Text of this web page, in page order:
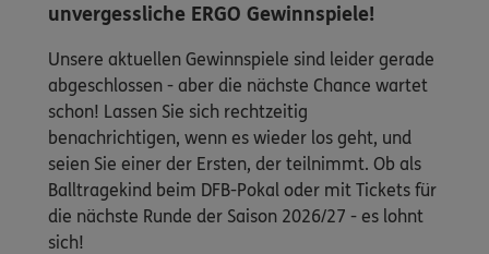
unvergessliche ERGO Gewinnspiele!
Unsere aktuellen Gewinnspiele sind leider gerade
abgeschlossen - aber die nächste Chance wartet
schon! Lassen Sie sich rechtzeitig
benachrichtigen, wenn es wieder los geht, und
seien Sie einer der Ersten, der teilnimmt. Ob als
Balltragekind beim DFB-Pokal oder mit Tickets für
die nächste Runde der Saison 2026/27 - es lohnt
sich!